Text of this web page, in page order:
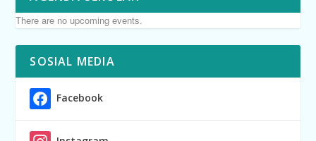
There are no upcoming events.
SOSIAL MEDIA
Facebook